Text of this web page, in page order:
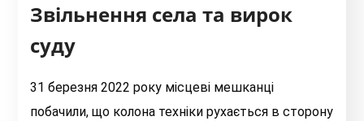
Звільнення села та вирок
суду
31 березня 2022 року місцеві мешканці
побачили, що колона техніки рухається в сторону